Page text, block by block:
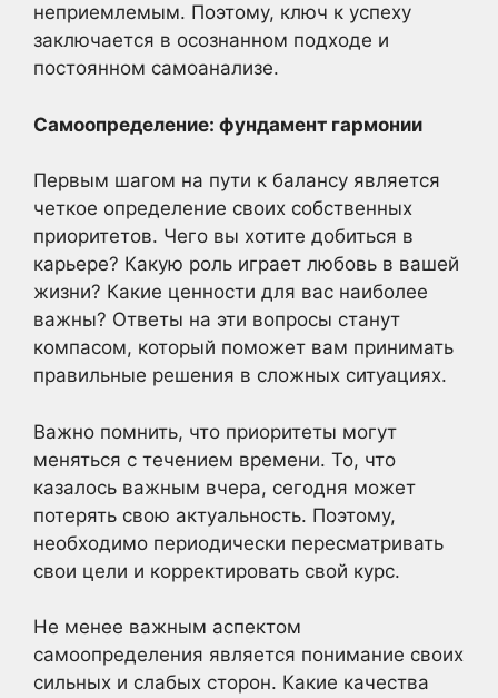
неприемлемым. Поэтому, ключ к успеху
заключается в осознанном подходе и
постоянном самоанализе.
Самоопределение: фундамент гармонии
Первым шагом на пути к балансу является
четкое определение своих собственных
приоритетов. Чего вы хотите добиться в
карьере? Какую роль играет любовь в вашей
жизни? Какие ценности для вас наиболее
важны? Ответы на эти вопросы станут
компасом, который поможет вам принимать
правильные решения в сложных ситуациях.
Важно помнить, что приоритеты могут
меняться с течением времени. То, что
казалось важным вчера, сегодня может
потерять свою актуальность. Поэтому,
необходимо периодически пересматривать
свои цели и корректировать свой курс.
Не менее важным аспектом
самоопределения является понимание своих
сильных и слабых сторон. Какие качества